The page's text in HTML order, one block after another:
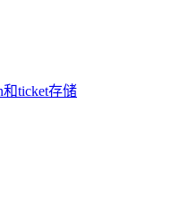
和ticket存储